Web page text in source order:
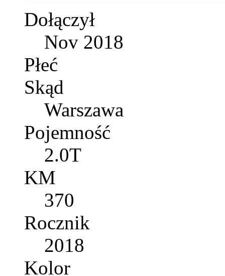
Dołączył
Nov 2018
Płeć
Skąd
Warszawa
Pojemność
2.0T
KM
370
Rocznik
2018
Kolor